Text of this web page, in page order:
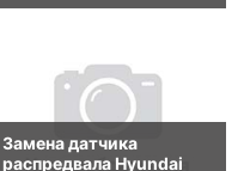
Замена датчика
распредвала Hyundai